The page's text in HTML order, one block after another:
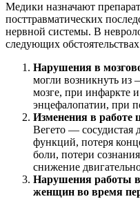
Медики назначают
посттравматических
нервной системы. В
следующих
Нарушения в
могли возникнуть из
мозге, при инфаркте
энцефалопатии, при
Изменения в работе
Вегето — сосудистая
функций, потеря
боли, потери
снижение
Нарушения работы
женщин во время